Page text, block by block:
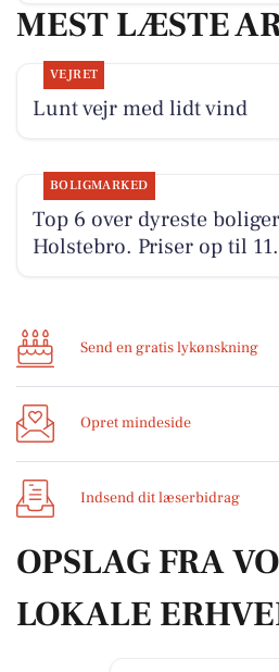
MEST LÆSTE
VEJRET
Lunt vejr med lidt vind
BOLIGMARKED
Top 6 over dyreste
Holstebro. Priser op til
Send en gratis lykønskning
Opret mindeside
Indsend dit læserbidrag
OPSLAG FRA
LOKALE